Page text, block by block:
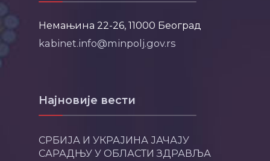
Немањина 22-26, 11000 Београд
kabinet.info@minpolj.gov.rs
Најновије вести
СРБИЈА И УКРАЈИНА ЈАЧАЈУ
САРАДЊУ У ОБЛАСТИ ЗДРАВЉА